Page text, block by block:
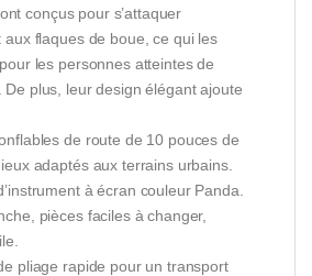
conçus pour s’attaquer
aux flaques de boue, ce qui les
les personnes atteintes de
De plus, leur design élégant ajoute
de route de 10 pouces de
adaptés aux terrains urbains.
à écran couleur Panda.
pièces faciles à changer,
pliage rapide pour un transport